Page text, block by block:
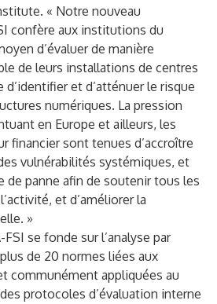
« Notre nouveau
confère aux institutions du
d’évaluer de manière
de leurs installations de centres
d’identifier et d’atténuer le risque
numériques. La pression
en Europe et ailleurs, les
financier sont tenues d’accroître
vulnérabilités systémiques, et
de panne afin de soutenir tous les
et d’améliorer la
»
se fonde sur l’analyse par
de 20 normes liées aux
communément appliquées au
protocoles d’évaluation interne